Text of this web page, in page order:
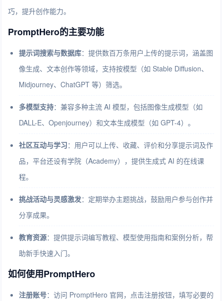
巧，提升创作能力。
PromptHero的主要功能
提示词搜索与数据库：提供数百万条用户上传的提示词，涵盖图
像生成、文本创作等领域，支持按模型（如 Stable Diffusion、
Midjourney、ChatGPT 等）筛选。
多模型支持：兼容多种主流 AI 模型，包括图像生成模型（如
DALL-E、Openjourney）和文本生成模型（如 GPT-4）。
社区互动与学习：用户可以上传、收藏、评价和分享提示词及作
品，平台还设有学院（Academy），提供生成式 AI 的在线课
程。
挑战活动与灵感激发：定期举办主题挑战，鼓励用户参与创作并
分享成果。
教育资源：提供提示词编写教程、模型使用指南和案例分析，帮
助新手快速入门。
如何使用PromptHero
注册账号：访问 PromptHero 官网，点击注册按钮，填写必要的